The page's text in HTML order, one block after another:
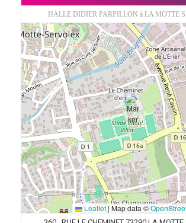
HALLE DIDIER PARPILLON à LA MOTTE
Leaflet |Map data ©